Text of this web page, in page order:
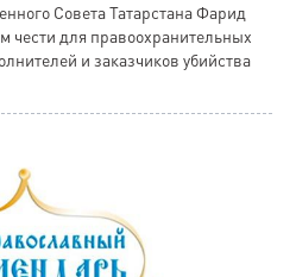
Совета Татарстана Фарид
чести для правоохранительных
и заказчиков убийства